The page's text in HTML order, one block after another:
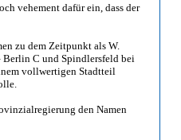
vehement dafür ein, dass der
zu dem Zeitpunkt als W.
Berlin C und Spindlersfeld bei
vollwertigen Stadtteil
den Namen